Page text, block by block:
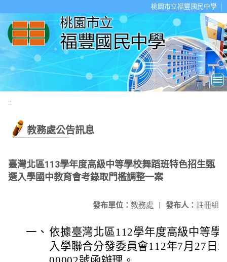
桃園市立福豐國民中學
:::
教務處公告訊息
臺灣北區113學年度高級中等學校舞蹈班特色招生甄
選入學國中教育會考錄取門檻調整一案
發布人： 註冊組
發布單位： 教務處 |
一、 依據臺灣北區112學年度高級中等學
入學聯合分發委員會112年7月27日